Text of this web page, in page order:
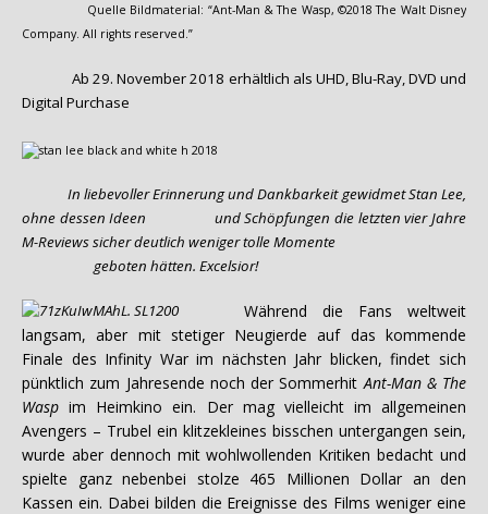
Quelle Bildmaterial: “Ant-Man & The Wasp, ©2018 The Walt Disney
Company. All rights reserved.”
Ab 29. November 2018 erhältlich als UHD, Blu-Ray, DVD und
Digital Purchase
In liebevoller Erinnerung und Dankbarkeit gewidmet Stan Lee,
ohne dessen Ideen und Schöpfungen die letzten vier Jahre
M-Reviews sicher deutlich weniger tolle Momente
geboten hätten. Excelsior!
Während die Fans weltweit
langsam, aber mit stetiger Neugierde auf das kommende
Finale des Infinity War im nächsten Jahr blicken, findet sich
pünktlich zum Jahresende noch der Sommerhit Ant-Man & The
Wasp im Heimkino ein. Der mag vielleicht im allgemeinen
Avengers – Trubel ein klitzekleines bisschen untergangen sein,
wurde aber dennoch mit wohlwollenden Kritiken bedacht und
spielte ganz nebenbei stolze 465 Millionen Dollar an den
Kassen ein. Dabei bilden die Ereignisse des Films weniger eine